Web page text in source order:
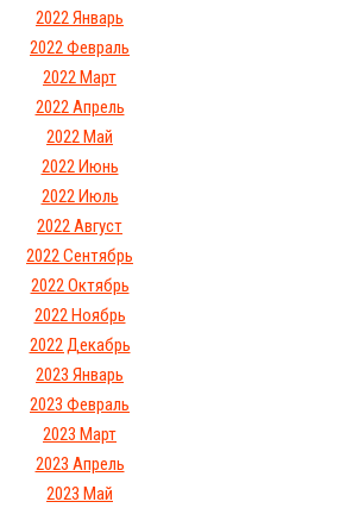
2022 Январь
2022 Февраль
2022 Март
2022 Апрель
2022 Май
2022 Июнь
2022 Июль
2022 Август
2022 Сентябрь
2022 Октябрь
2022 Ноябрь
2022 Декабрь
2023 Январь
2023 Февраль
2023 Март
2023 Апрель
2023 Май